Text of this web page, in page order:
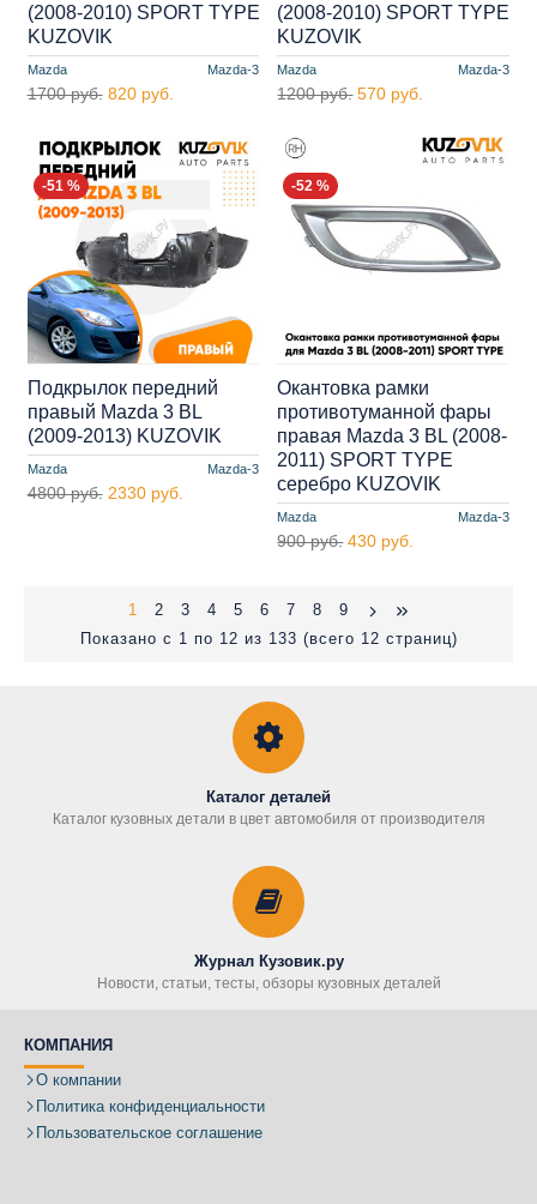
Mazda Mazda-3
(2008-2010) SPORT TYPE
KUZOVIK
1700 руб. 820 руб.
Mazda Mazda-3
(2008-2010) SPORT TYPE
KUZOVIK
1200 руб. 570 руб.
-51 %
Mazda Mazda-3
Подкрылок передний
правый Mazda 3 BL
(2009-2013) KUZOVIK
4800 руб. 2330 руб.
-52 %
Mazda Mazda-3
Окантовка рамки
противотуманной фары
правая Mazda 3 BL (2008-
2011) SPORT TYPE
серебро KUZOVIK
900 руб. 430 руб.
1 2 3 4 5 6 7 8
9
Показано с 1 по 12 из 133 (всего 12 страниц)
Каталог деталей
Каталог кузовных детали в цвет автомобиля от производителя
Журнал Кузовик.ру
Новости, статьи, тесты, обзоры кузовных деталей
КОМПАНИЯ
О компании
Политика конфиденциальности
Пользовательское соглашение